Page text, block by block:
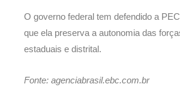
O governo federal tem defendido a
que ela preserva a autonomia das
estaduais e distrital.
Fonte: agenciabrasil.ebc.com.br